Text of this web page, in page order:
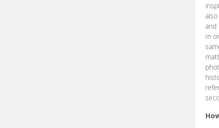
and
In